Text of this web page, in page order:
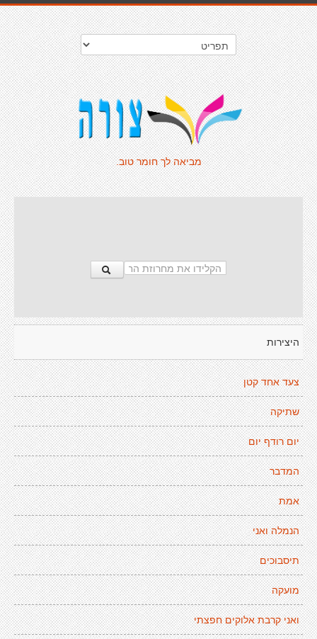
מביאה לך חומר טוב.
היצירות
צעד אחד קטן
שתיקה
יום רודף יום
המדבר
אמת
הנמלה ואני
תיסבוכים
מועקה
ואני קרבת אלוקים חפצתי